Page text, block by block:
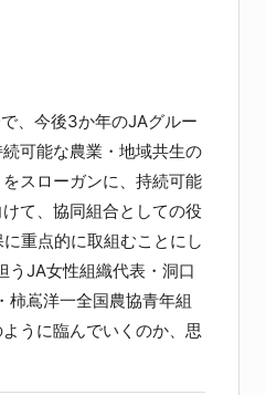
、今後3か年のJAグルー
可能な農業・地域共生の
スローガンに、持続可能
て、協同組合としての役
重点的に取組むことにし
うJA女性組織代表・洞口
柿嶌洋一全国農協青年組
うに臨んでいくのか、思